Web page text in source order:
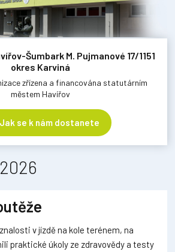
Šumbark M. Pujmanové 17/1151
okres Karviná
zřízena a financována statutárním
městem Havířov
Jak se k nám dostanete
v jízdě na kole terénem, na
praktické úkoly ze zdravovědy a testy